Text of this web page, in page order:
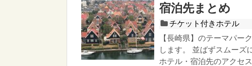
宿泊先まとめ
チケット付きホテル
【長崎県】のテーマパー
します。 並ばずスムーズ
ホテル・宿泊先のアクセ